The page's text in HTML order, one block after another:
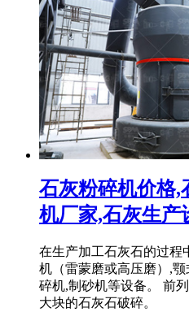
石灰粉碎机价格,
机厂家,石灰生产
在生产加工石灰石的过程
机（雷蒙磨或高压磨）,
碎机,制砂机等设备。 前
大块的石灰石破碎。